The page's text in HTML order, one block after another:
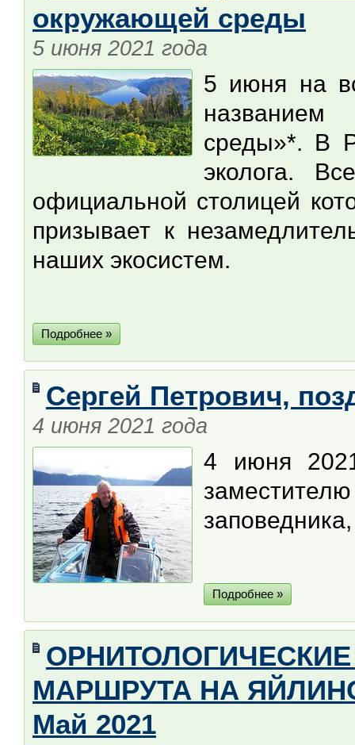
окружающей среды
5 июня 2021 года
5 июня на
среды»*. В
эколога.
официальной столицей
призывает к
наших экосистем.
Подробнее »
Сергей Петрович,
4 июня 2021 года
4 июня
Подробнее »
МАРШРУТА НА
Май 2021